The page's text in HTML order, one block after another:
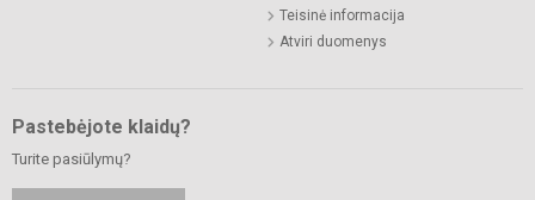
Teisinė informacija
Atviri duomenys
Pastebėjote klaidų?
Turite pasiūlymų?